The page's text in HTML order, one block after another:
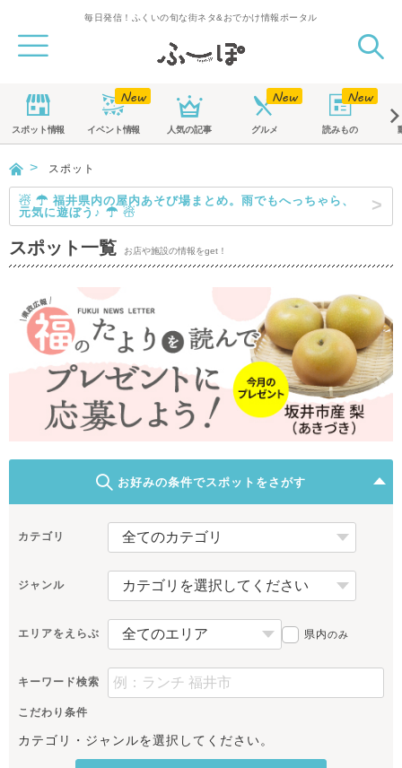
毎日発信！ふくいの旬な街ネタ&おでかけ情報ポータル
スポット情報 イベント情報 人気の記事 グルメ 読みもの
スポット
☃ ☂ 福井県内の屋内あそび場まとめ。雨でもへっちゃら、
元気に遊ぼう♪ ☂ ☃
スポット一覧 お店や施設の情報をget！
お好みの条件でスポットをさがす
カテゴリ
ジャンル
エリアをえらぶ 県内のみ
キーワード検索
こだわり条件
カテゴリ・ジャンルを選択してください。